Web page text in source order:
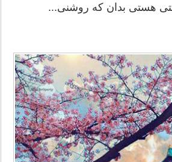
هستی بدان که روشنی...